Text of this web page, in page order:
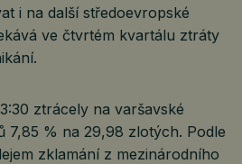
i na další středoevropské
ve čtvrtém kvartálu ztráty
ztrácely na varšavské
7,85 % na 29,98 zlotých. Podle
zklamání z mezinárodního